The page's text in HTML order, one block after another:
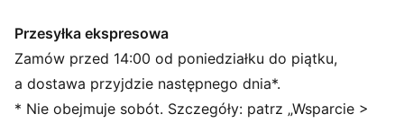
SZCZEGÓŁY
Szerokość: Standardowy
Kształt noska: Zaokrąglony
Zapięcie: Sznurówki
Rodzaj obcasa: Płaski
Przesyłka ekspresowa
Zamów przed 14:00 od poniedziałku do piątku,
a dostawa przyjdzie następnego dnia*.
* Nie obejmuje sobót. Szczegóły: patrz „Wsparcie >